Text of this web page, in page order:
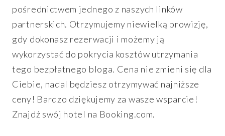
pośrednictwem jednego z naszych linków
partnerskich. Otrzymujemy niewielką prowizję,
gdy dokonasz rezerwacji i możemy ją
wykorzystać do pokrycia kosztów utrzymania
tego bezpłatnego bloga. Cena nie zmieni się dla
Ciebie, nadal będziesz otrzymywać najniższe
ceny! Bardzo dziękujemy za wasze wsparcie!
Znajdź swój hotel na Booking.com.